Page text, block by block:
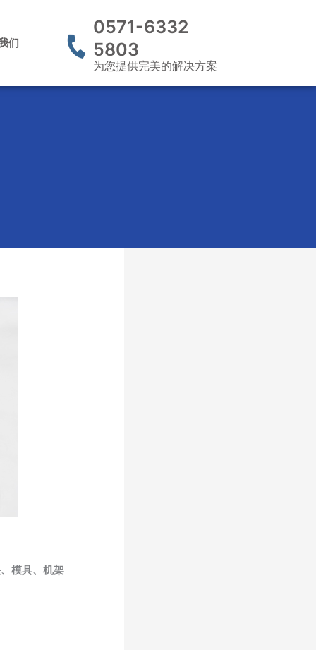
们
0571-6332
5803
为您提供完美的解决方案
模具、机架